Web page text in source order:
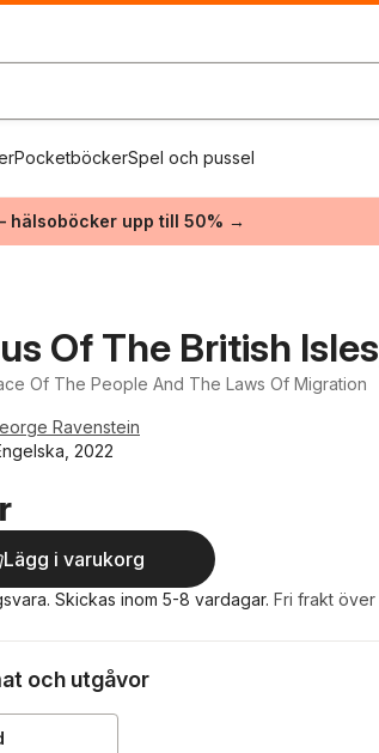
PocketböckerSpel och pussel
hälsoböcker upp till 50% →
Of The British
Of The People And The Laws Of Migration
Ravenstein
2022
Lägg i varukorg
Skickas inom 5-8 vardagar. Fri frakt över
och utgåvor